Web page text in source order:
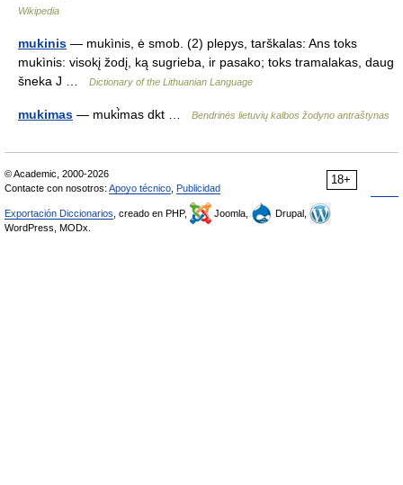
Wikipedia
mukinis — mukìnis, ė smob. (2) plepys, tarškalas: Ans toks
mukìnis: visokį žodį, ką sugrieba, ir pasako; toks tramalakas, daug
šneka J …
Dictionary of the Lithuanian Language
mukimas — muki̇̀mas dkt … Bendrinės lietuvių kalbos žodyno antraštynas
18+
© Academic, 2000-2026
Contacte con nosotros: Apoyo técnico Publicidad
Exportación Diccionarios , creado en PHP, Joomla,
Drupal,
WordPress, MODx.